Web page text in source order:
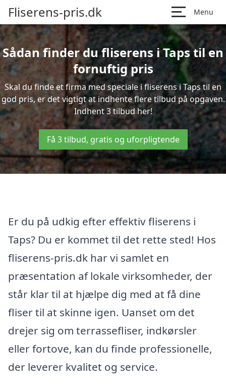
Fliserens-pris.dk Menu
Sådan finder du fliserens i Taps til en
fornuftig pris
Skal du finde et firma med speciale i fliserens i Taps til en
god pris, er det vigtigt at indhente flere tilbud på opgaven.
Indhent 3 tilbud her!
Få 3 tilbud, gratis og uforpligtende
Er du på udkig efter effektiv fliserens i
Taps? Du er kommet til det rette sted! Hos
fliserens-pris.dk har vi samlet en
præsentation af lokale virksomheder, der
står klar til at hjælpe dig med at få dine
fliser til at skinne igen. Uanset om det
drejer sig om terrassefliser, indkørsler
eller fortove, kan du finde professionelle,
der leverer kvalitet og service.